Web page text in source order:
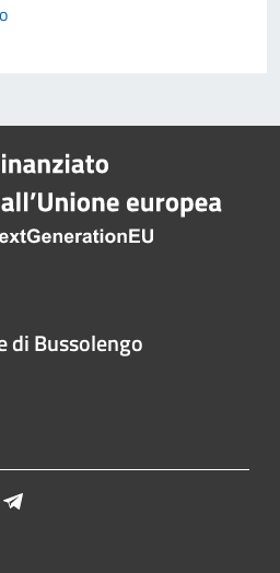
di Bussolengo